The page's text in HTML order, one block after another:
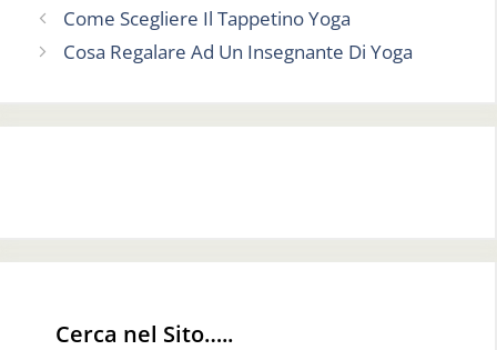
Come Scegliere Il Tappetino Yoga
Cosa Regalare Ad Un Insegnante Di Yoga
Cerca nel Sito…..